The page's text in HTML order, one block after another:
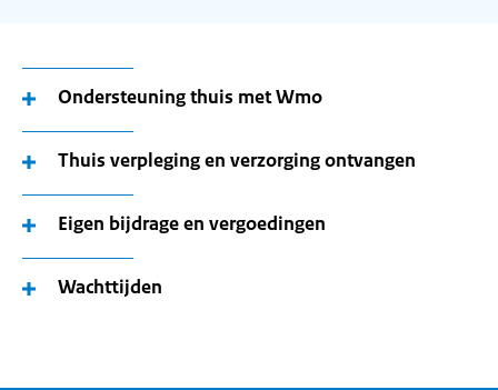
Ondersteuning thuis met Wmo
Thuis verpleging en verzorging ontvangen
Eigen bijdrage en vergoedingen
Wachttijden